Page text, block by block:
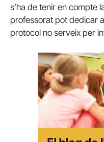
s’ha de tenir en compte
professorat pot dedicar
protocol no serveix per